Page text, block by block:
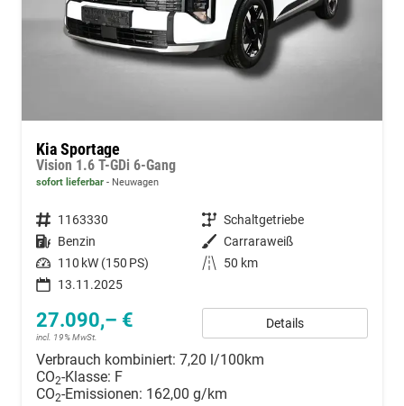
Kia Sportage
Vision 1.6 T-GDi 6-Gang
sofort lieferbar Neuwagen
Fahrzeugnummer 1163330 Getriebe Schaltgetriebe
Kraftstoff Benzin Außenfarbe Carraraweiß
Leistung 110 kW (150 PS) Kilometerstand
50 km
13.11.2025
27.090,– €
incl. 19% MwSt.
Details
Verbrauch kombiniert: 7,20 l/100km
CO2-Klasse: F
CO2-Emissionen: 162,00 g/km